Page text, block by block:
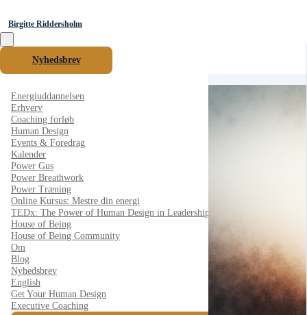
Birgitte Riddersholm
Nyhedsbrev
Energiuddannelsen
Erhverv
Coaching forløb
Human Design
Events & Foredrag
Kalender
Power Gus
Power Breathwork
Power Træning
Online Kursus: Mestre din energi
TEDx: The Power of Human Design in Leadership
House of Being
House of Being Community
Om
Blog
Nyhedsbrev
English
Get Your Human Design
Executive Coaching